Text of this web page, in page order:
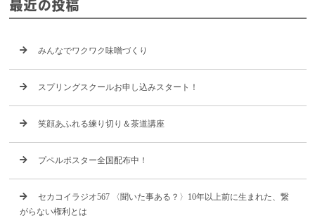
最近の投稿
みんなでワクワク味噌づくり
スプリングスクールお申し込みスタート！
笑顔あふれる練り切り＆茶道講座
プペルポスター全国配布中！
セカコイラジオ567 〈聞いた事ある？〉10年以上前に生まれた、繋
がらない権利とは